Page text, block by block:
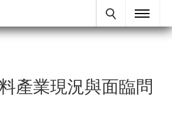
產業現況與面臨問